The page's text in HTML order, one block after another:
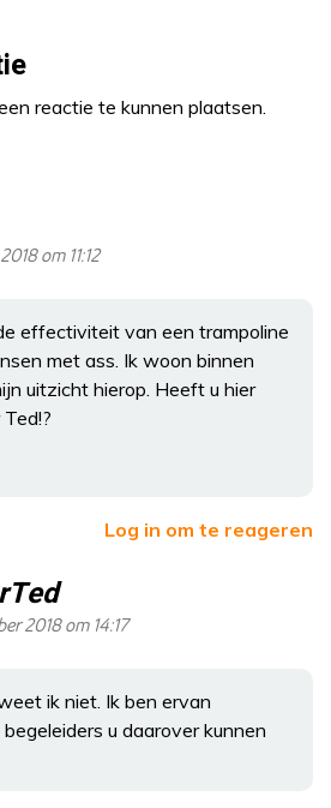
reactie te kunnen plaatsen.
om 11:12
effectiviteit van een trampoline
met ass. Ik woon binnen
uitzicht hierop. Heeft u hier
Log in om te reageren
2018 om 14:17
ik niet. Ik ben ervan
u daarover kunnen